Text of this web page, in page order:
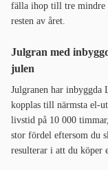
fälla ihop till tre mindre
resten av året.
Julgran med
julen
Julgranen har inbyggda
kopplas till närmsta el-
livstid på 10 000
stor fördel eftersom du
resulterar i att du köper